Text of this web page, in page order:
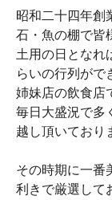
昭和二十四年創
石・魚の棚で皆
土用の日となれ
らいの行列がで
姉妹店の飲食店
毎日大盛況で多
越し頂いており
その時期に一番
利きで厳選して